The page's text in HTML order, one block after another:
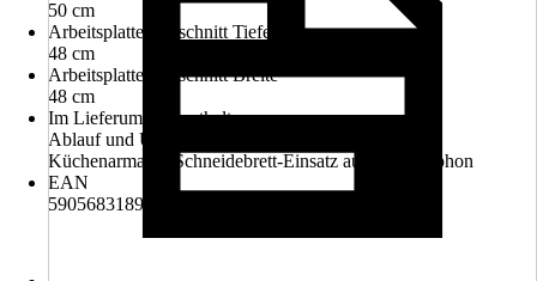
50 cm
Arbeitsplattenausschnitt Tiefe
48 cm
Arbeitsplattenausschnitt Breite
48 cm
Im Lieferumfang enthalten
Ablauf und Überlaufgarnitur, Einbauspülbecken,
Küchenarmatur, Schneidebrett-Einsatz aus Holz, Siphon
EAN
5905683189903